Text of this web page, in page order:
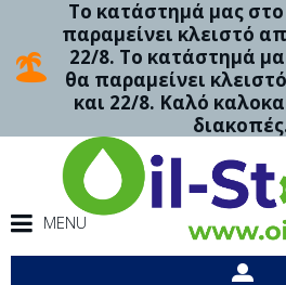
Το κατάστημά μας στο
παραμείνει κλειστό
22/8. Το κατάστημά
θα παραμείνει
και 22/8. Καλό
MENU